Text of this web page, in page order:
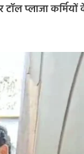
प्लाजा कर्मियों